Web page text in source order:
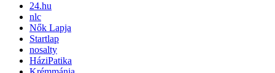
24.hu
nlc
Nők Lapja
Startlap
nosalty
HáziPatika